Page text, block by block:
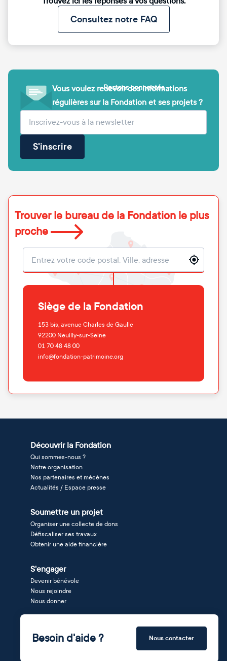
Consultez notre FAQ
Vous voulez recevoir des informations
régulières sur la Fondation et ses projets ?
Votre adresse e-mail (obligatoire)
S'inscrire
Restons connectés
Trouver le bureau de la Fondation le plus
proche
Localisation
Siège de la Fondation
153 bis, avenue Charles de Gaulle
92200 Neuilly-sur-Seine
01 70 48 48 00
info@fondation-patrimoine.org
Découvrir la Fondation
Qui sommes-nous ?
Notre organisation
Nos partenaires et mécènes
Actualités / Espace presse
Soumettre un projet
Organiser une collecte de dons
Défiscaliser ses travaux
Obtenir une aide financière
S'engager
Devenir bénévole
Nous rejoindre
Nous donner
Besoin d'aide ? Nous contacter